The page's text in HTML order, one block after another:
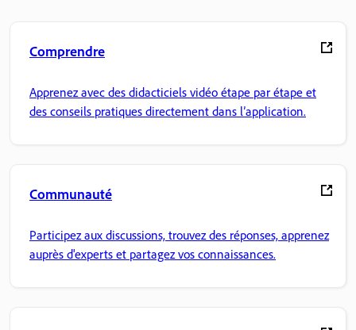
Comprendre
Apprenez avec des didacticiels vidéo étape par étape et
des conseils pratiques directement dans l’application.
Communauté
Participez aux discussions, trouvez des réponses, apprenez
auprès d'experts et partagez vos connaissances.